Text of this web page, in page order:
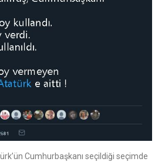
Cumhurbaşkanı seçildiği seçimde